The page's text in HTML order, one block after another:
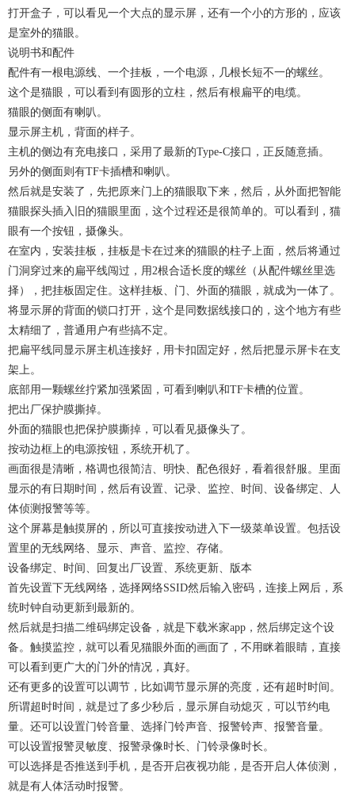
打开盒子，可以看见一个大点的显示屏，还有一个小的方形的，应该
是室外的猫眼。
说明书和配件
配件有一根电源线、一个挂板，一个电源，几根长短不一的螺丝。
这个是猫眼，可以看到有圆形的立柱，然后有根扁平的电缆。
猫眼的侧面有喇叭。
显示屏主机，背面的样子。
主机的侧边有充电接口，采用了最新的Type-C接口，正反随意插。
另外的侧面则有TF卡插槽和喇叭。
然后就是安装了，先把原来门上的猫眼取下来，然后，从外面把智能
猫眼探头插入旧的猫眼里面，这个过程还是很简单的。可以看到，猫
眼有一个按钮，摄像头。
在室内，安装挂板，挂板是卡在过来的猫眼的柱子上面，然后将通过
门洞穿过来的扁平线闯过，用2根合适长度的螺丝（从配件螺丝里选
择），把挂板固定住。这样挂板、门、外面的猫眼，就成为一体了。
将显示屏的背面的锁口打开，这个是同数据线接口的，这个地方有些
太精细了，普通用户有些搞不定。
把扁平线同显示屏主机连接好，用卡扣固定好，然后把显示屏卡在支
架上。
底部用一颗螺丝拧紧加强紧固，可看到喇叭和TF卡槽的位置。
把出厂保护膜撕掉。
外面的猫眼也把保护膜撕掉，可以看见摄像头了。
按动边框上的电源按钮，系统开机了。
画面很是清晰，格调也很简洁、明快、配色很好，看着很舒服。里面
显示的有日期时间，然后有设置、记录、监控、时间、设备绑定、人
体侦测报警等等。
这个屏幕是触摸屏的，所以可直接按动进入下一级菜单设置。包括设
置里的无线网络、显示、声音、监控、存储。
设备绑定、时间、回复出厂设置、系统更新、版本
首先设置下无线网络，选择网络SSID然后输入密码，连接上网后，系
统时钟自动更新到最新的。
然后就是扫描二维码绑定设备，就是下载米家app，然后绑定这个设
备。触摸监控，就可以看见猫眼外面的画面了，不用眯着眼睛，直接
可以看到更广大的门外的情况，真好。
还有更多的设置可以调节，比如调节显示屏的亮度，还有超时时间。
所谓超时时间，就是过了多少秒后，显示屏自动熄灭，可以节约电
量。还可以设置门铃音量、选择门铃声音、报警铃声、报警音量。
可以设置报警灵敏度、报警录像时长、门铃录像时长。
可以选择是否推送到手机，是否开启夜视功能，是否开启人体侦测，
就是有人体活动时报警。